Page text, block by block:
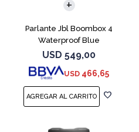
Parlante Jbl Boombox 4
Waterproof Blue
USD 549,00
USD 466,65